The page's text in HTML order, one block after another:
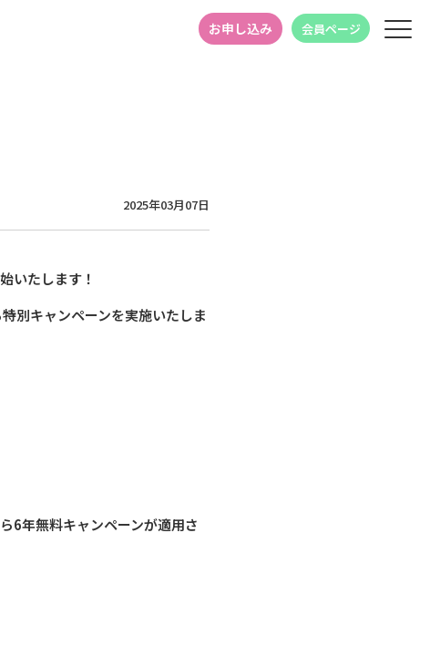
お申し込み 会員ページ
2025年03月07日
いたします！
別キャンペーンを実施いたしま
6年無料キャンペーンが適用さ